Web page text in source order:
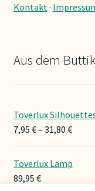
Kontakt·
Aus dem Buttik
Toverlux
7,95 €– 31,80 €
Toverlux Lamp
89,95 €